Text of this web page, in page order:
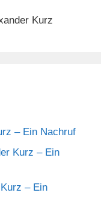
Kurz
– Ein Nachruf
Kurz – Ein
– Ein